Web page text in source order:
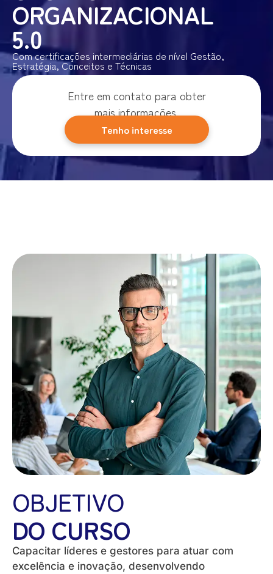
ORGANIZACIONAL
5.0
Com certificações intermediárias de nível Gestão,
Estratégia, Conceitos e Técnicas
Entre em contato para obter
mais informações.
Tenho interesse
OBJETIVO
DO CURSO
Capacitar líderes e gestores para atuar com
excelência e inovação, desenvolvendo